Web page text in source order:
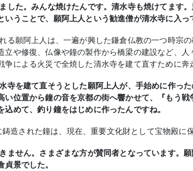
した。みんな焼けたんです。清水寺も焼けてます
うことで、願阿上人という勧進僧が清水寺に入っ
る願阿上人は、一遍が興した鎌倉仏教の一つ時宗
や修復、仏像や鐘の製作から橋梁の建設など、
による火災で全焼した清水寺を建て直すために奔
寺を建て直そうとした願阿上人が、手始めに作っ
位置から鐘の音を京都の街へ響かせて、『もう
めて、釣り鐘をはじめに作ったんですね。
造された鐘は、現在、重要文化財として宝物殿に
ません。さまざまな方が賛同者となっています。
景でした。